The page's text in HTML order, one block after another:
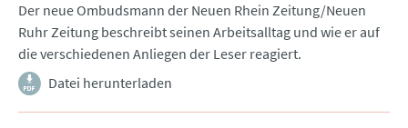
Der neue Ombudsmann der Neuen Rhein Zeitung/Neuen
Ruhr Zeitung beschreibt seinen Arbeitsalltag und wie er auf
die verschiedenen Anliegen der Leser reagiert.
Datei herunterladen